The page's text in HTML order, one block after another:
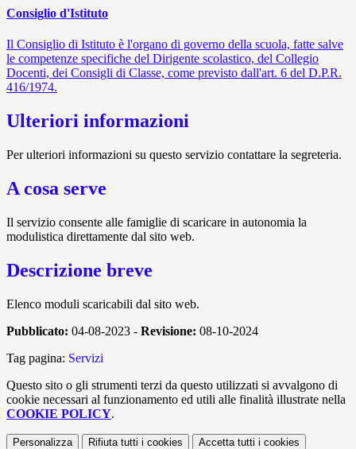
Consiglio d'Istituto
Il Consiglio di Istituto è l'organo di governo della scuola, fatte salve
le competenze specifiche del Dirigente scolastico, del Collegio
Docenti, dei Consigli di Classe, come previsto dall'art. 6 del D.P.R.
416/1974.
Ulteriori informazioni
Per ulteriori informazioni su questo servizio contattare la segreteria.
A cosa serve
Il servizio consente alle famiglie di scaricare in autonomia la
modulistica direttamente dal sito web.
Descrizione breve
Elenco moduli scaricabili dal sito web.
Pubblicato: 04-08-2023 - Revisione: 08-10-2024
Tag pagina: Servizi
Questo sito o gli strumenti terzi da questo utilizzati si avvalgono di
cookie necessari al funzionamento ed utili alle finalità illustrate nella
COOKIE POLICY.
Personalizza Rifiuta tutti i cookies Accetta tutti i cookies